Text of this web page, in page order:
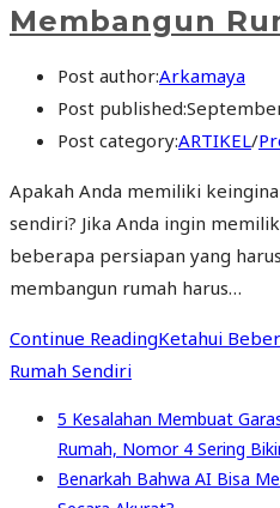
Membangun
Post author:Arkamaya
Post published:
Post category:ARTIKEL/
Apakah Anda memiliki
sendiri? Jika Anda ingin
beberapa persiapan yang
membangun rumah harus…
Continue ReadingKetahui
Rumah Sendiri
5 Kesalahan Membuat
Rumah, Nomor 4 Sering
Benarkah Bahwa AI Bisa